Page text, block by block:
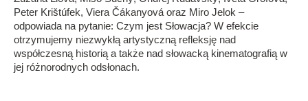
Peter Krištúfek, Viera Čákanyová oraz Miro Jelok –
odpowiada na pytanie: Czym jest Słowacja? W efekcie
otrzymujemy niezwykłą artystyczną refleksję nad
współczesną historią a także nad słowacką kinematografią w
jej różnorodnych odsłonach.